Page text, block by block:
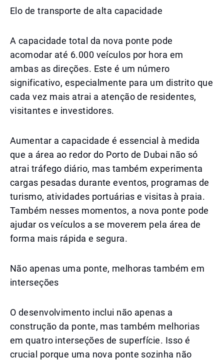
Elo de transporte de alta capacidade
A capacidade total da nova ponte pode
acomodar até 6.000 veículos por hora em
ambas as direções. Este é um número
significativo, especialmente para um distrito que
cada vez mais atrai a atenção de residentes,
visitantes e investidores.
Aumentar a capacidade é essencial à medida
que a área ao redor do Porto de Dubai não só
atrai tráfego diário, mas também experimenta
cargas pesadas durante eventos, programas de
turismo, atividades portuárias e visitas à praia.
Também nesses momentos, a nova ponte pode
ajudar os veículos a se moverem pela área de
forma mais rápida e segura.
Não apenas uma ponte, melhoras também em
interseções
O desenvolvimento inclui não apenas a
construção da ponte, mas também melhorias
em quatro interseções de superfície. Isso é
crucial porque uma nova ponte sozinha não